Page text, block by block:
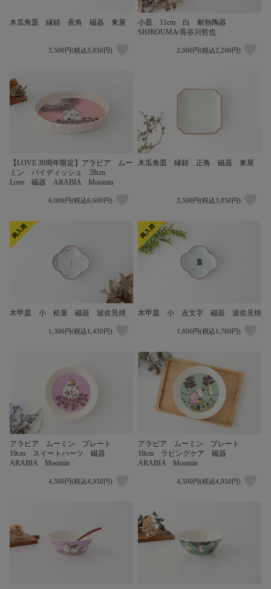
木瓜角皿 縁錆 長角 磁器 東屋
3,500円(税込3,850円)
小皿 11cm 白 耐熱陶器
SHIROUMA/長谷川哲也
2,000円(税込2,200円)
【LOVE 30周年限定】アラビア ムー
ミン パイディッシュ 28cm
Love 磁器 ARABIA Moomin
6,000円(税込6,600円)
木瓜角皿 縁錆 正角 磁器 東屋
3,500円(税込3,850円)
木甲皿 小 松葉 磁器 波佐見焼
1,300円(税込1,430円)
木甲皿 小 吉文字 磁器 波佐見焼
1,600円(税込1,760円)
アラビア ムーミン プレート
19cm スイートハーツ 磁器
ARABIA Moomin
4,500円(税込4,950円)
アラビア ムーミン プレート
19cm ラビングケア 磁器
ARABIA Moomin
4,500円(税込4,950円)